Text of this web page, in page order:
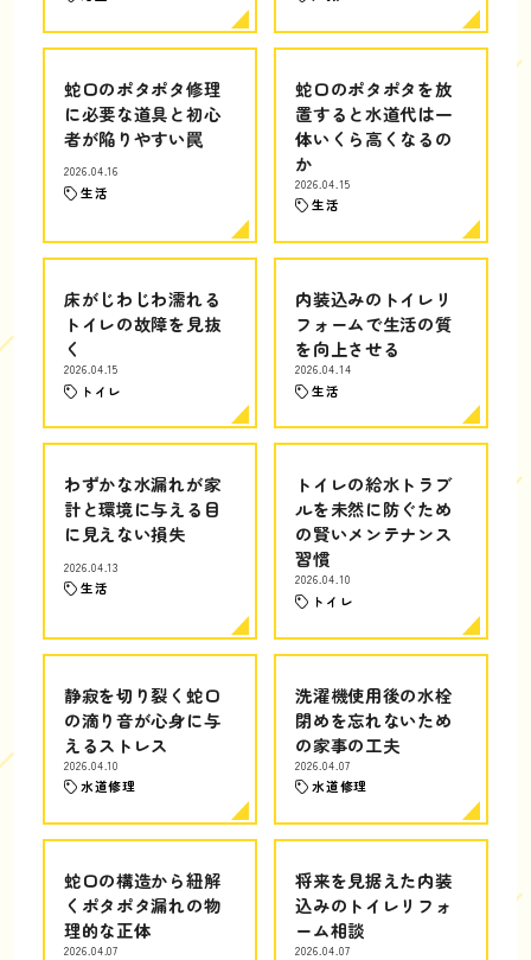
蛇口のポタポタ修理
に必要な道具と初心
者が陥りやすい罠
2026.04.16
生活
蛇口のポタポタを放
置すると水道代は一
体いくら高くなるの
か
2026.04.15
生活
床がじわじわ濡れる
トイレの故障を見抜
く
2026.04.15
トイレ
内装込みのトイレリ
フォームで生活の質
を向上させる
2026.04.14
生活
わずかな水漏れが家
計と環境に与える目
に見えない損失
2026.04.13
生活
トイレの給水トラブ
ルを未然に防ぐため
の賢いメンテナンス
習慣
2026.04.10
トイレ
静寂を切り裂く蛇口
の滴り音が心身に与
えるストレス
2026.04.10
水道修理
洗濯機使用後の水栓
閉めを忘れないため
の家事の工夫
2026.04.07
水道修理
蛇口の構造から紐解
くポタポタ漏れの物
理的な正体
2026.04.07
将来を見据えた内装
込みのトイレリフォ
ーム相談
2026.04.07